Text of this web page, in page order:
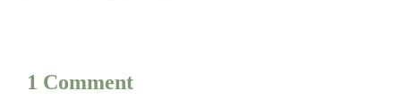
1 Comment